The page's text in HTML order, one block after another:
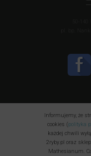
Informujemy, że
cookies (polityka
każdej chwili
2ryby.pl oraz
Mathesianum.